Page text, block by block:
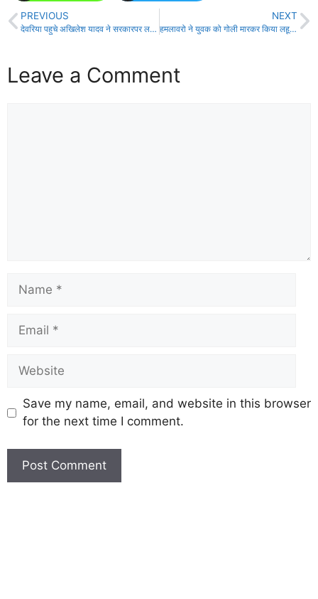
PREVIOUS
देवरिया पहुचे अखिलेश यादव ने सरकारपर लगाया गंभीर आरोप
NEXT
हमलावरो ने युवक को गोली मारकर किया लहूलुहान
Leave a Comment
Save my name, email, and website in this browser
for the next time I comment.